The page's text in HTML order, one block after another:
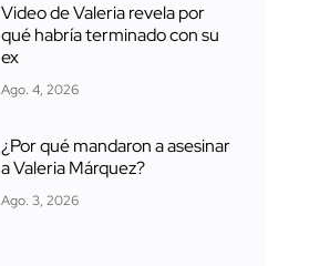
Video de Valeria revela por
qué habría terminado con su
ex
Ago. 4, 2026
¿Por qué mandaron a asesinar
a Valeria Márquez?
Ago. 3, 2026